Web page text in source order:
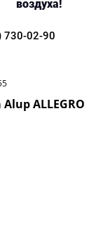
воздуха!
730-02-90
ALLEGRO